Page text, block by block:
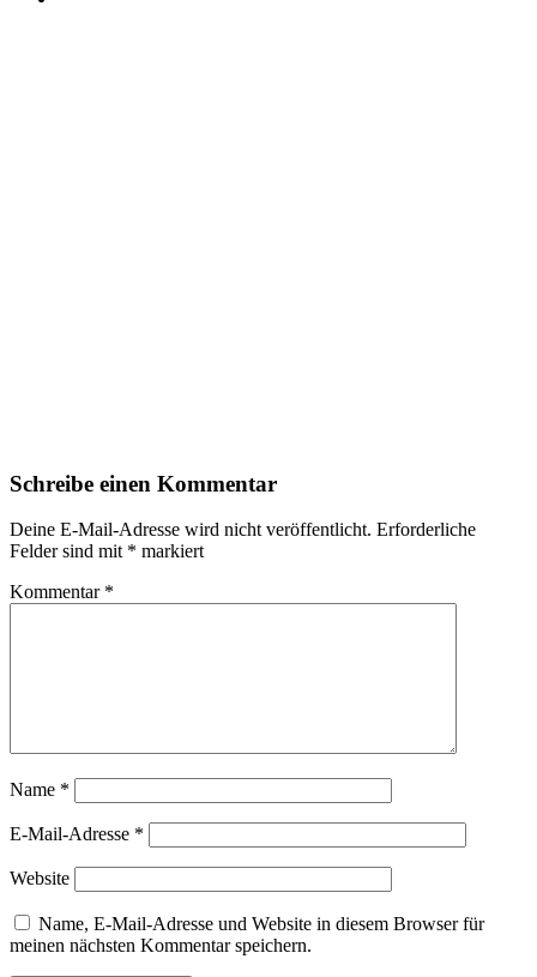
Schreibe einen Kommentar
Deine E-Mail-Adresse wird nicht veröffentlicht. Erforderliche
Felder sind mit * markiert
Kommentar *
Name *
E-Mail-Adresse *
Website
Name, E-Mail-Adresse und Website in diesem Browser für
meinen nächsten Kommentar speichern.